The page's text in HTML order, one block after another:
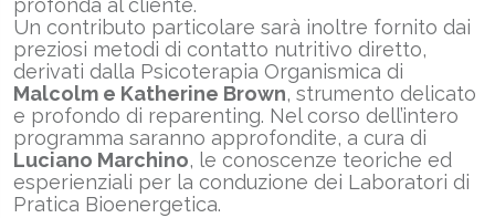
profonda al cliente.
Un contributo particolare sarà inoltre fornito dai
preziosi metodi di contatto nutritivo diretto,
derivati dalla Psicoterapia Organismica di
Malcolm e Katherine Brown, strumento delicato
e profondo di reparenting. Nel corso dell’intero
programma saranno approfondite, a cura di
Luciano Marchino, le conoscenze teoriche ed
esperienziali per la conduzione dei Laboratori di
Pratica Bioenergetica.